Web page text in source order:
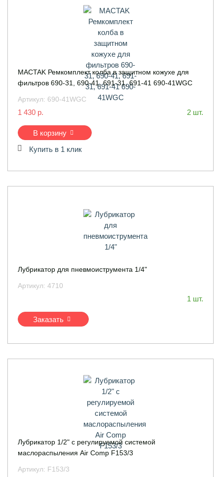
MACTAK Ремкомплект колба в защитном кожухе для
фильтров 690-31, 690-41, 691-31, 691-41 690-41WGC
Артикул: 690-41WGC
1 430 р. 2 шт.
В корзину
Купить в 1 клик
Лубрикатор для пневмоиструмента 1/4"
Артикул: 4710
1 шт.
Заказать
Лубрикатор 1/2" с регулируемой системой
маслораспыления Air Comp F153/3
Артикул: F153/3